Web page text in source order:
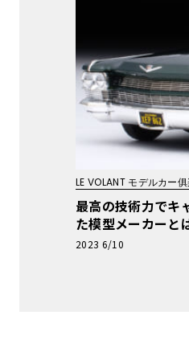
LE VOLANT モデルカー
最高の技術力でキ
た模型メーカーと
モ・クロニクル】
2023 6/10